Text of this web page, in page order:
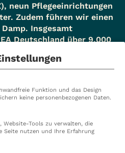
neun Pflegeeinrichtungen
Zudem führen wir einen
Insgesamt
Deutschland über 9.000
Ambulant
Karriere
Funktion und das Design
keine personenbezogenen Daten.
Website-Tools zu verwalten, die
Seite nutzen und Ihre Erfahrung